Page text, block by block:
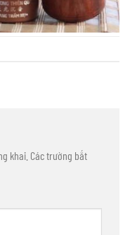
khai. Các trường bắt